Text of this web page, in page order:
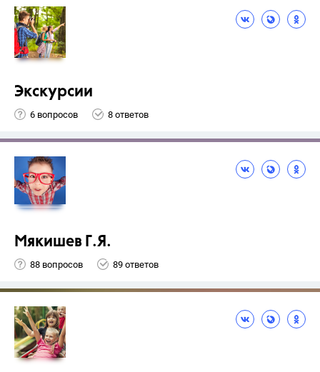
Экскурсии
6 вопросов 8 ответов
Мякишев Г.Я.
88 вопросов 89 ответов